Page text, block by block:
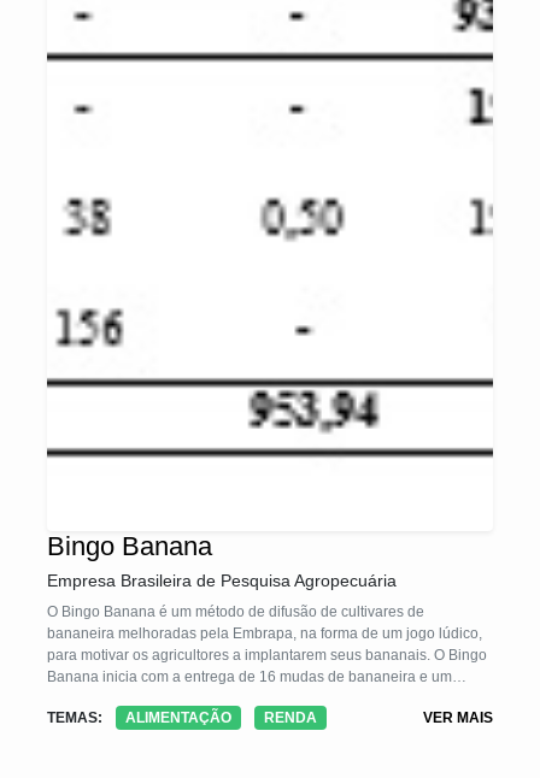
Bingo Banana
Empresa Brasileira de Pesquisa Agropecuária
O Bingo Banana é um método de difusão de cultivares de
bananeira melhoradas pela Embrapa, na forma de um jogo lúdico,
para motivar os agricultores a implantarem seus bananais. O Bingo
Banana inicia com a entrega de 16 mudas de bananeira e um
correspondem ao número de mudas para preenchimento da
TEMAS: ALIMENTAÇÃO RENDA VER MAIS